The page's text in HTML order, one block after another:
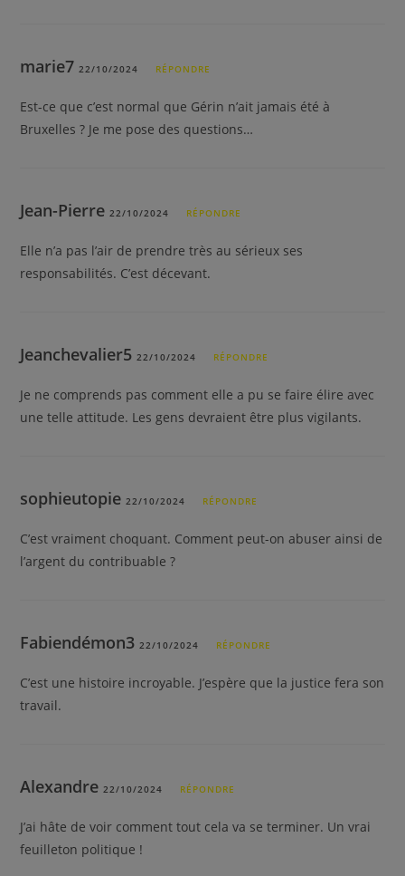
marie722/10/2024 RÉPONDRE
Est-ce que c’est normal que Gérin n’ait jamais été à
Bruxelles ? Je me pose des questions…
Jean-Pierre22/10/2024 RÉPONDRE
Elle n’a pas l’air de prendre très au sérieux ses
responsabilités. C’est décevant.
Jeanchevalier522/10/2024 RÉPONDRE
Je ne comprends pas comment elle a pu se faire élire avec
une telle attitude. Les gens devraient être plus vigilants.
sophieutopie22/10/2024 RÉPONDRE
C’est vraiment choquant. Comment peut-on abuser ainsi de
l’argent du contribuable ?
Fabiendémon322/10/2024 RÉPONDRE
C’est une histoire incroyable. J’espère que la justice fera son
travail.
Alexandre22/10/2024 RÉPONDRE
J’ai hâte de voir comment tout cela va se terminer. Un vrai
feuilleton politique !